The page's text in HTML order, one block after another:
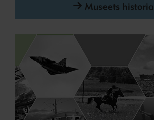
Museets historia